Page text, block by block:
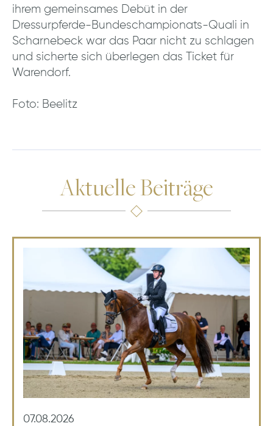
ihrem gemeinsames Debüt in der
Dressurpferde-Bundeschampionats-Quali in
Scharnebeck war das Paar nicht zu schlagen
und sicherte sich überlegen das Ticket für
Warendorf.
Foto: Beelitz
Aktuelle Beiträge
07.08.2026